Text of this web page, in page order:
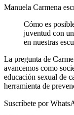
Manuela Carmena
Cómo es
juventud con
en nuestras
La pregunta de
avancemos como
educación sexual de
herramienta de
Suscríbete por